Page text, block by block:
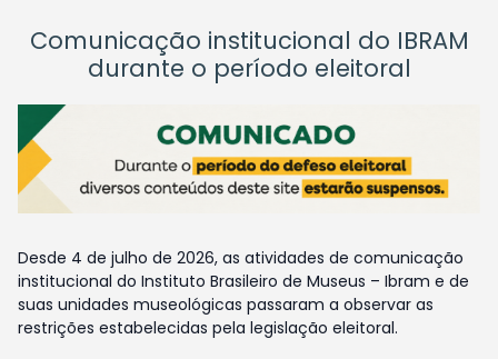
Comunicação institucional do IBRAM
durante o período eleitoral
Desde 4 de julho de 2026, as atividades de comunicação
institucional do Instituto Brasileiro de Museus – Ibram e de
suas unidades museológicas passaram a observar as
restrições estabelecidas pela legislação eleitoral.